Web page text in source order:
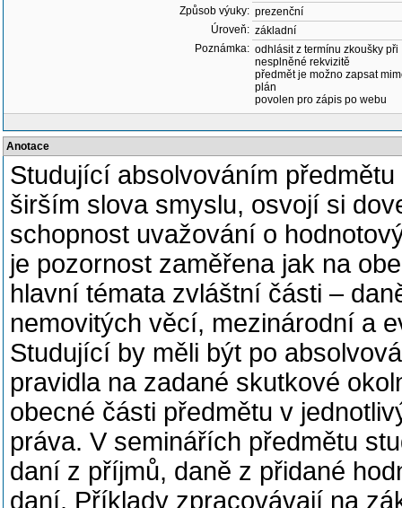
Způsob výuky: prezenční
Úroveň: základní
Poznámka: odhlásit z termínu zkoušky při
nesplněné rekvizitě
předmět je možno zapsat
plán
povolen pro zápis po webu
Anotace
Studující absolvováním
širším slova smyslu, osvojí si
schopnost uvažování o
je pozornost zaměřena jak na
hlavní témata zvláštní části –
nemovitých věcí, mezinárodní a
Studující by měli být po
pravidla na zadané skutkové
obecné části předmětu v
práva. V seminářích předmětu
daní z příjmů, daně z přidané
daní. Příklady zpracovávají na